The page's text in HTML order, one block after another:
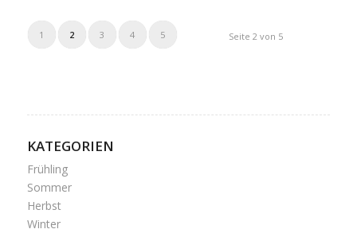
Seite 2 von 5
1 2 3 4 5
KATEGORIEN
Frühling
Sommer
Herbst
Winter